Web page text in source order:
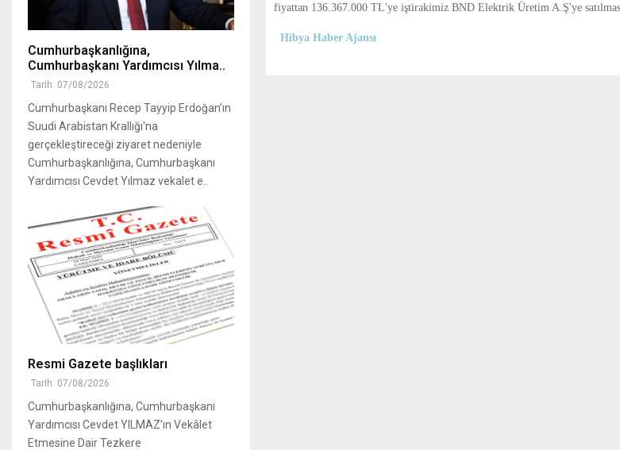
fiyattan 136.367.000 TL'ye iştirakimiz BND Elektrik Üretim A.Ş'ye
Hibya Haber Ajansı
Cumhurbaşkanlığına,
Cumhurbaşkanı Yardımcısı Yılma..
Tarih: 07/08/2026
Cumhurbaşkanı Recep Tayyip Erdoğan’ın
Suudi Arabistan Krallığı'na
gerçekleştireceği ziyaret nedeniyle
Cumhurbaşkanlığına, Cumhurbaşkanı
Yardımcısı Cevdet Yılmaz vekalet e..
Resmi Gazete başlıkları
Tarih: 07/08/2026
Cumhurbaşkanlığına, Cumhurbaşkanı
Yardımcısı Cevdet YILMAZ’ın Vekâlet
Etmesine Dair Tezkere